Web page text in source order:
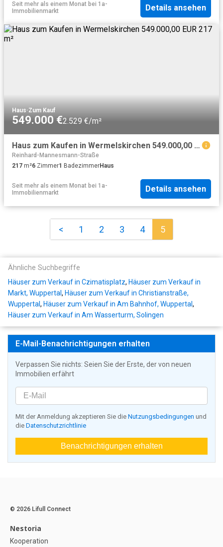
Seit mehr als einem Monat bei 1a-
Immobilienmarkt
Details ansehen
Haus·Zum Kauf
549.000 €2.529 €/m²
Haus zum Kaufen in Wermelskirchen 549.000,00 EUR 217 m²
Reinhard-Mannesmann-Straße
217 m²6 Zimmer1 BadezimmerHaus
Seit mehr als einem Monat bei 1a-
Immobilienmarkt
Details ansehen
< 1 2 3 4 5
Ähnliche Suchbegriffe
Häuser zum Verkauf in Czimatisplatz, Häuser zum Verkauf in
Markt, Wuppertal , Häuser zum Verkauf in Christianstraße,
Wuppertal , Häuser zum Verkauf in Am Bahnhof, Wuppertal ,
Häuser zum Verkauf in Am Wasserturm, Solingen
E-Mail-Benachrichtigungen erhalten
Verpassen Sie nichts: Seien Sie der Erste, der von neuen
Immobilien erfährt
Mit der Anmeldung akzeptieren Sie die Nutzungsbedingungen und
die Datenschutzrichtlinie
Benachrichtigungen erhalten
© 2026 Lifull Connect
Nestoria
Kooperation